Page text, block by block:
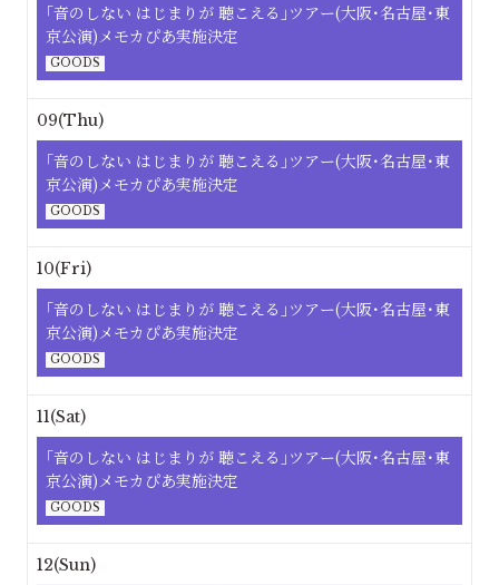
｢⾳のしない はじまりが 聴こえる｣ツアー(大阪･名古屋･東
京公演)メモカぴあ実施決定
GOODS
09(Thu)
｢⾳のしない はじまりが 聴こえる｣ツアー(大阪･名古屋･東
京公演)メモカぴあ実施決定
GOODS
10(Fri)
｢⾳のしない はじまりが 聴こえる｣ツアー(大阪･名古屋･東
京公演)メモカぴあ実施決定
GOODS
11(Sat)
｢⾳のしない はじまりが 聴こえる｣ツアー(大阪･名古屋･東
京公演)メモカぴあ実施決定
GOODS
12(Sun)